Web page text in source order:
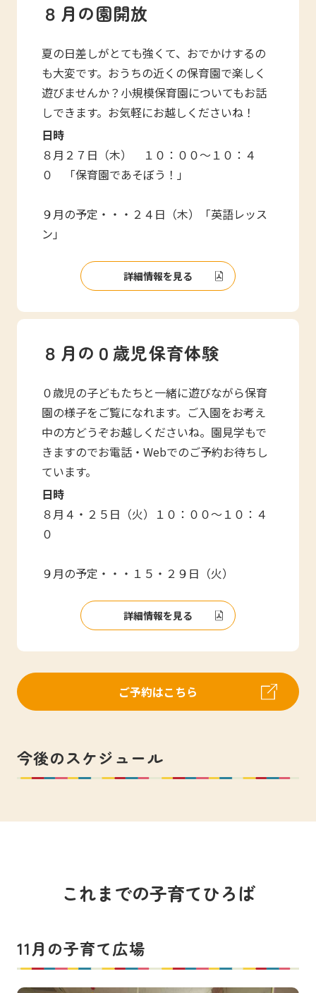
８月の園開放
夏の日差しがとても強くて、おでかけするの
も大変です。おうちの近くの保育園で楽しく
遊びませんか？小規模保育園についてもお話
しできます。お気軽にお越しくださいね！
日時
８月２７日（木） １０：００～１０：４
０ 「保育園であそぼう！」
９月の予定・・・２４日（木）「英語レッス
ン」
詳細情報を見る
８月の０歳児保育体験
０歳児の子どもたちと一緒に遊びながら保育
園の様子をご覧になれます。ご入園をお考え
中の方どうぞお越しくださいね。園見学もで
きますのでお電話・Webでのご予約お待ちし
ています。
日時
８月４・２５日（火）１０：００～１０：４
０
９月の予定・・・１５・２９日（火）
詳細情報を見る
ご予約はこちら
今後のスケジュール
これまでの子育てひろば
11月の子育て広場